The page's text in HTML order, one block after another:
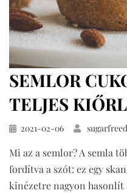
SEMLOR
TELJES
Közzétéve
2021-02-06
Mi az a semlor? A semla
fordítva a szót: ez egy
kinézetre nagyon